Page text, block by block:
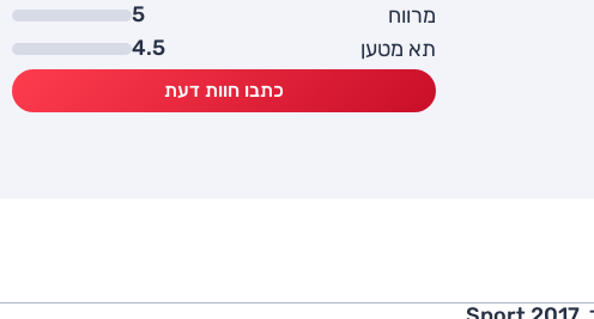
מרווח
5
תא מטען
4.5
כתבו חוות דעת